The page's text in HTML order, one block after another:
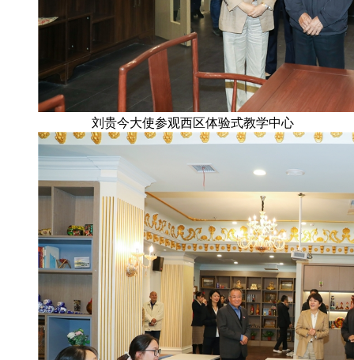
刘贵今大使参观西区体验式教学中心